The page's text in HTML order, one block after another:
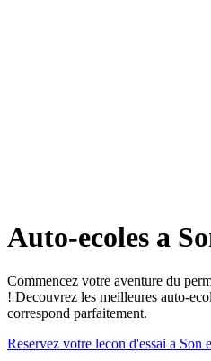
Auto-ecoles a
Commencez votre aventure du
! Decouvrez les meilleures auto-
correspond parfaitement.
Reservez votre lecon d'essai a Son